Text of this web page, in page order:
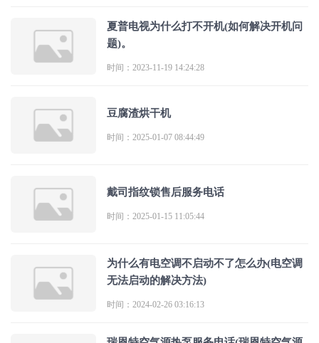
夏普电视为什么打不开机(如何解决开机问
题)。
时间：2023-11-19 14:24:28
豆腐渣烘干机
时间：2025-01-07 08:44:49
戴司指纹锁售后服务电话
时间：2025-01-15 11:05:44
为什么有电空调不启动不了怎么办(电空调
无法启动的解决方法)
时间：2024-02-26 03:16:13